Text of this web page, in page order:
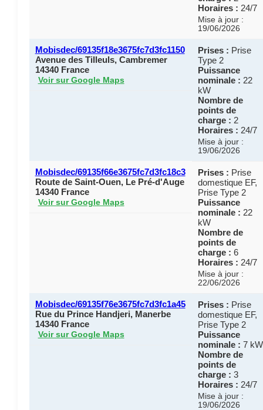
Horaires : 24/7
Mise à jour :
19/06/2026
Mobisdec/69135f18e3675fc7d3fc1150
Avenue des Tilleuls, Cambremer
14340 France
Voir sur Google Maps
Prises : Prise
Type 2
Puissance
nominale : 22
kW
Nombre de
points de
charge : 2
Horaires : 24/7
Mise à jour :
19/06/2026
Mobisdec/69135f66e3675fc7d3fc18c3
Route de Saint-Ouen, Le Pré-d'Auge
14340 France
Voir sur Google Maps
Prises : Prise
domestique EF,
Prise Type 2
Puissance
nominale : 22
kW
Nombre de
points de
charge : 6
Horaires : 24/7
Mise à jour :
22/06/2026
Mobisdec/69135f76e3675fc7d3fc1a45
Rue du Prince Handjeri, Manerbe
14340 France
Voir sur Google Maps
Prises : Prise
domestique EF,
Prise Type 2
Puissance
nominale : 7 kW
Nombre de
points de
charge : 3
Horaires : 24/7
Mise à jour :
19/06/2026